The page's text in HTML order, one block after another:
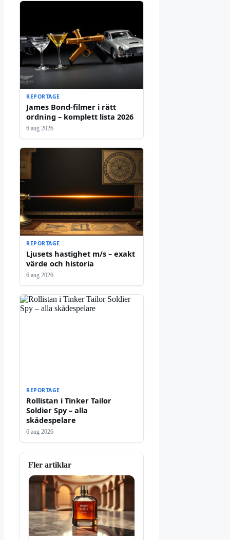
REPORTAGE
James Bond-filmer i rätt
ordning – komplett lista 2026
6 aug 2026
REPORTAGE
Ljusets hastighet m/s – exakt
värde och historia
6 aug 2026
REPORTAGE
Rollistan i Tinker Tailor
Soldier Spy – alla
skådespelare
6 aug 2026
Fler artiklar